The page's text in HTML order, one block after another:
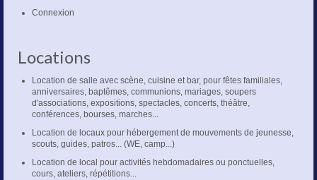
Connexion
Locations
Location de salle avec scène, cuisine et bar, pour fêtes familiales,
anniversaires, baptêmes, communions, mariages, soupers
d'associations, expositions, spectacles, concerts, théâtre,
conférences, bourses, marches...
Location de locaux pour hébergement de mouvements de jeunesse,
scouts, guides, patros... (WE, camp...)
Location de local pour activités hebdomadaires ou ponctuelles,
cours, ateliers, répétitions...